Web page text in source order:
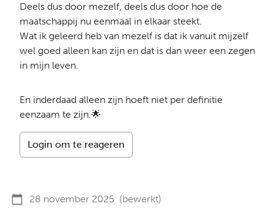
Deels dus door mezelf, deels dus door hoe de
maatschappij nu eenmaal in elkaar steekt.
Wat ik geleerd heb van mezelf is dat ik vanuit mijzelf
wel goed alleen kan zijn en dat is dan weer een zegen
in mijn leven.
En inderdaad alleen zijn hoeft niet per definitie
eenzaam te zijn.🌟
Login om te reageren
28 november 2025 (bewerkt)